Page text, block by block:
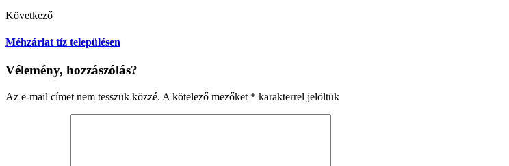
Következő
Méhzárlat tíz településen
Vélemény, hozzászólás?
Az e-mail címet nem tesszük közzé. A kötelező mezőket * karakterrel jelöltük